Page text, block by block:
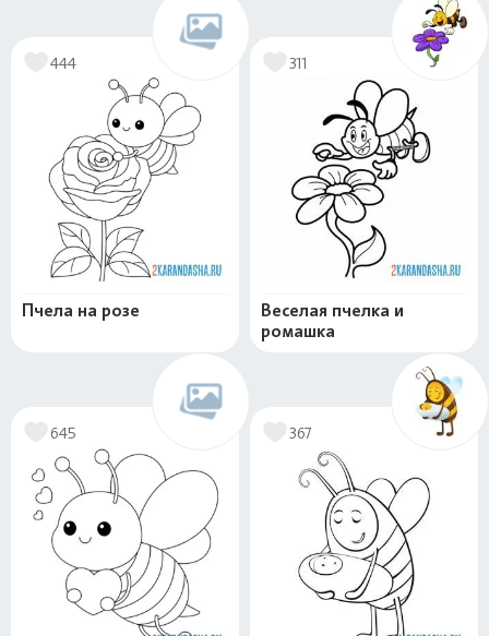
444
Пчела на розе
311
Веселая пчелка и
ромашка
645 367